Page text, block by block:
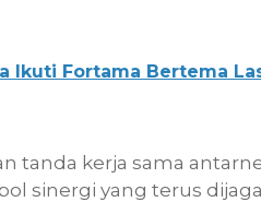
Ikuti Fortama Bertema
tanda kerja sama
sinergi yang terus